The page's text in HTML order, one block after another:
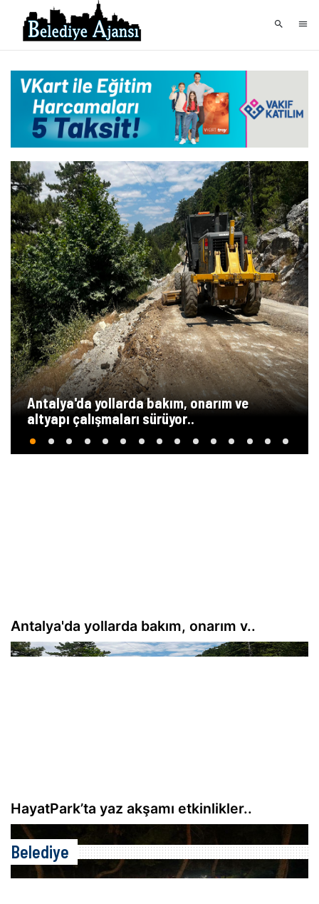
Antalya'da yollarda bakım, onarım ve
altyapı çalışmaları sürüyor..
Antalya'da yollarda bakım, onarım v..
HayatPark’ta yaz akşamı etkinlikler..
Belediye